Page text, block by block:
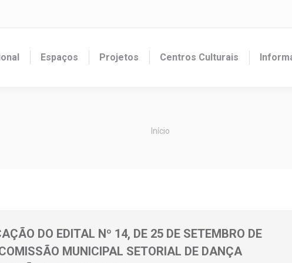
Espaços Projetos Centros Culturais
Você está aqui:
Início
DO EDITAL Nº 14, DE 25 DE SETEMBRO DE
MUNICIPAL SETORIAL DE DANÇA